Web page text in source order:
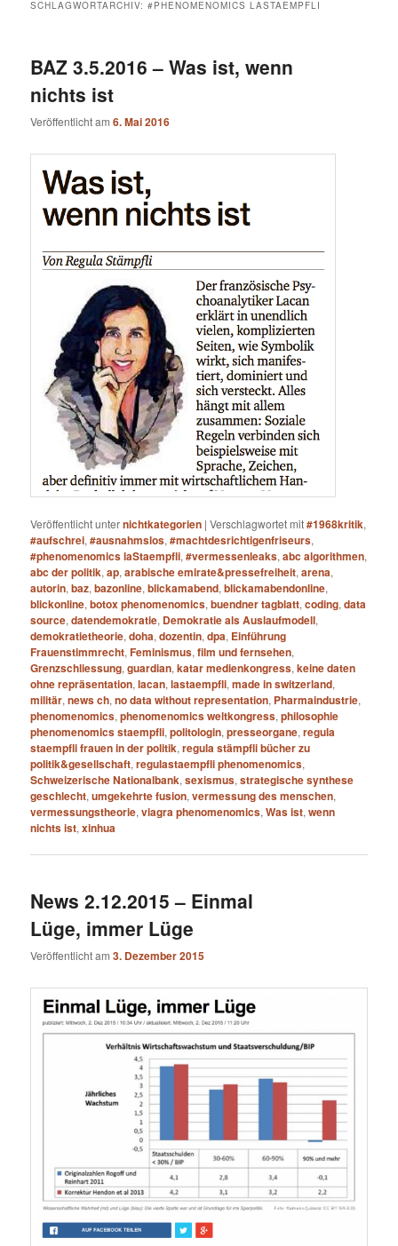
SCHLAGWORTARCHIV:#PHENOMENOMICS LASTAEMPFLI
BAZ 3.5.2016 – Was ist, wenn
nichts ist
Veröffentlicht am6. Mai 2016
Veröffentlicht unternichtkategorien |Verschlagwortet mit#1968kritik,
#aufschrei,#ausnahmslos,#machtdesrichtigenfriseurs,
#phenomenomics laStaempfli,#vermessenleaks,abc algorithmen,
abc der politik,ap,arabische emirate&pressefreiheit,arena,
autorin,baz,bazonline,blickamabend,blickamabendonline,
blickonline,botox phenomenomics,buendner tagblatt,coding,data
source,datendemokratie, Demokratie als Auslaufmodell,
demokratietheorie,doha,dozentin,dpa, Einführung
Frauenstimmrecht,Feminismus,film und fernsehen,
Grenzschliessung,guardian,katar medienkongress,keine daten
ohne repräsentation,lacan,lastaempfli,made in switzerland,
militär,news ch,no data without representation, Pharmaindustrie,
phenomenomics,phenomenomics weltkongress,philosophie
phenomenomics staempfli,politologin,presseorgane,regula
staempfli frauen in der politik,regula stämpfli bücher zu
politik&gesellschaft,regulastaempfli phenomenomics,
Schweizerische Nationalbank,sexismus,strategische synthese
geschlecht,umgekehrte fusion,vermessung des menschen,
vermessungstheorie,viagra phenomenomics,Was ist,wenn
nichts ist,xinhua
News 2.12.2015 – Einmal
Lüge, immer Lüge
Veröffentlicht am3. Dezember 2015